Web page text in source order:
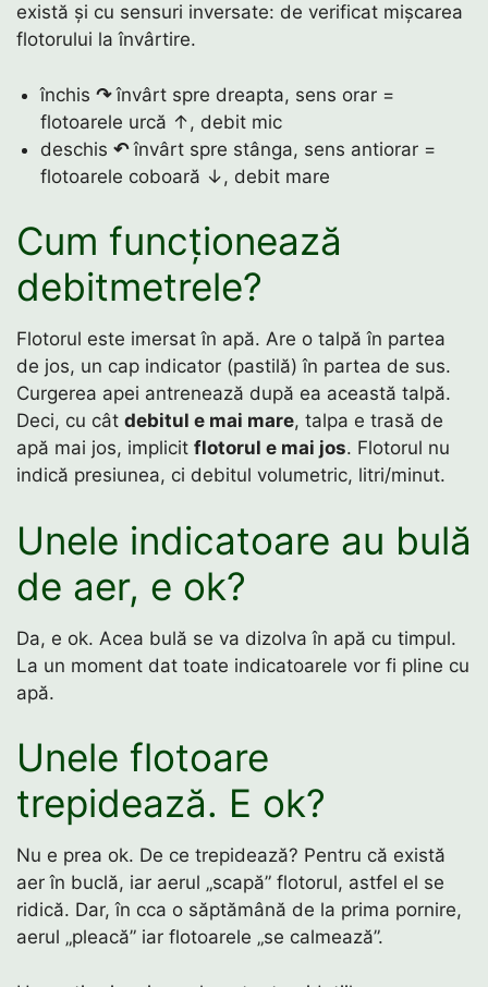
există și cu sensuri inversate: de verificat mișcarea
flotorului la învârtire.
închis↷învârt spre dreapta, sens orar =
flotoarele urcă ↑, debit mic
deschis↶învârt spre stânga, sens antiorar =
flotoarele coboară ↓, debit mare
Cum funcționează
debitmetrele?
Flotorul este imersat în apă. Are o talpă în partea
de jos, un cap indicator (pastilă) în partea de sus.
Curgerea apei antrenează după ea această talpă.
Deci, cu cât debitul e mai mare, talpa e trasă de
apă mai jos, implicit flotorul e mai jos. Flotorul nu
indică presiunea, ci debitul volumetric, litri/minut.
Unele indicatoare au bulă
de aer, e ok?
Da, e ok. Acea bulă se va dizolva în apă cu timpul.
La un moment dat toate indicatoarele vor fi pline cu
apă.
Unele flotoare
trepidează. E ok?
Nu e prea ok. De ce trepidează? Pentru că există
aer în buclă, iar aerul „scapă” flotorul, astfel el se
ridică. Dar, în cca o săptămână de la prima pornire,
aerul „pleacă” iar flotoarele „se calmează”.